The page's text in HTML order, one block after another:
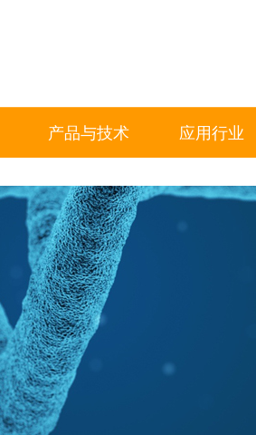
产品与技术 应用行业